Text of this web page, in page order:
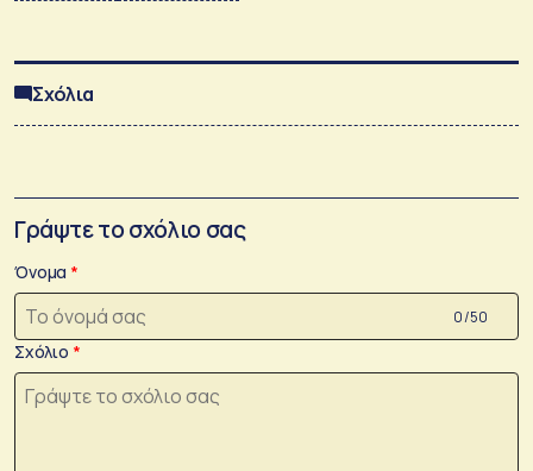
Σχόλια
Γράψτε το σχόλιο σας
Όνομα
0 /50
Σχόλιο